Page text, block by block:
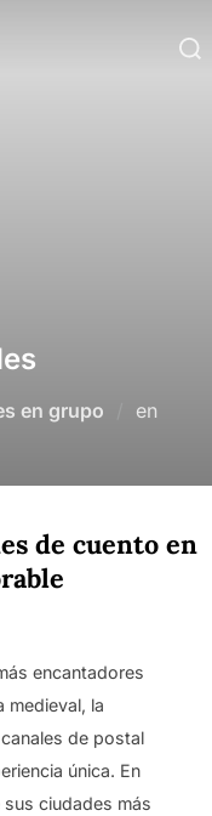
en grupo
en
de cuento en
encantadores
medieval, la
de postal
única. En
ciudades más